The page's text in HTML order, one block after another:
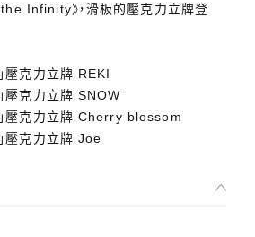
Infinity》，滑板的壓克力立牌登
壓克力立牌 REKI
壓克力立牌 SNOW
壓克力立牌 Cherry blossom
壓克力立牌 Joe